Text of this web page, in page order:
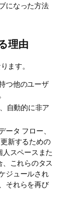
になった方法
理由
ます。
つ他のユーザ
自動的に非ア
ータ フロー、
新するための
スペースまた
これらのタス
ジュールされ
それらを再び